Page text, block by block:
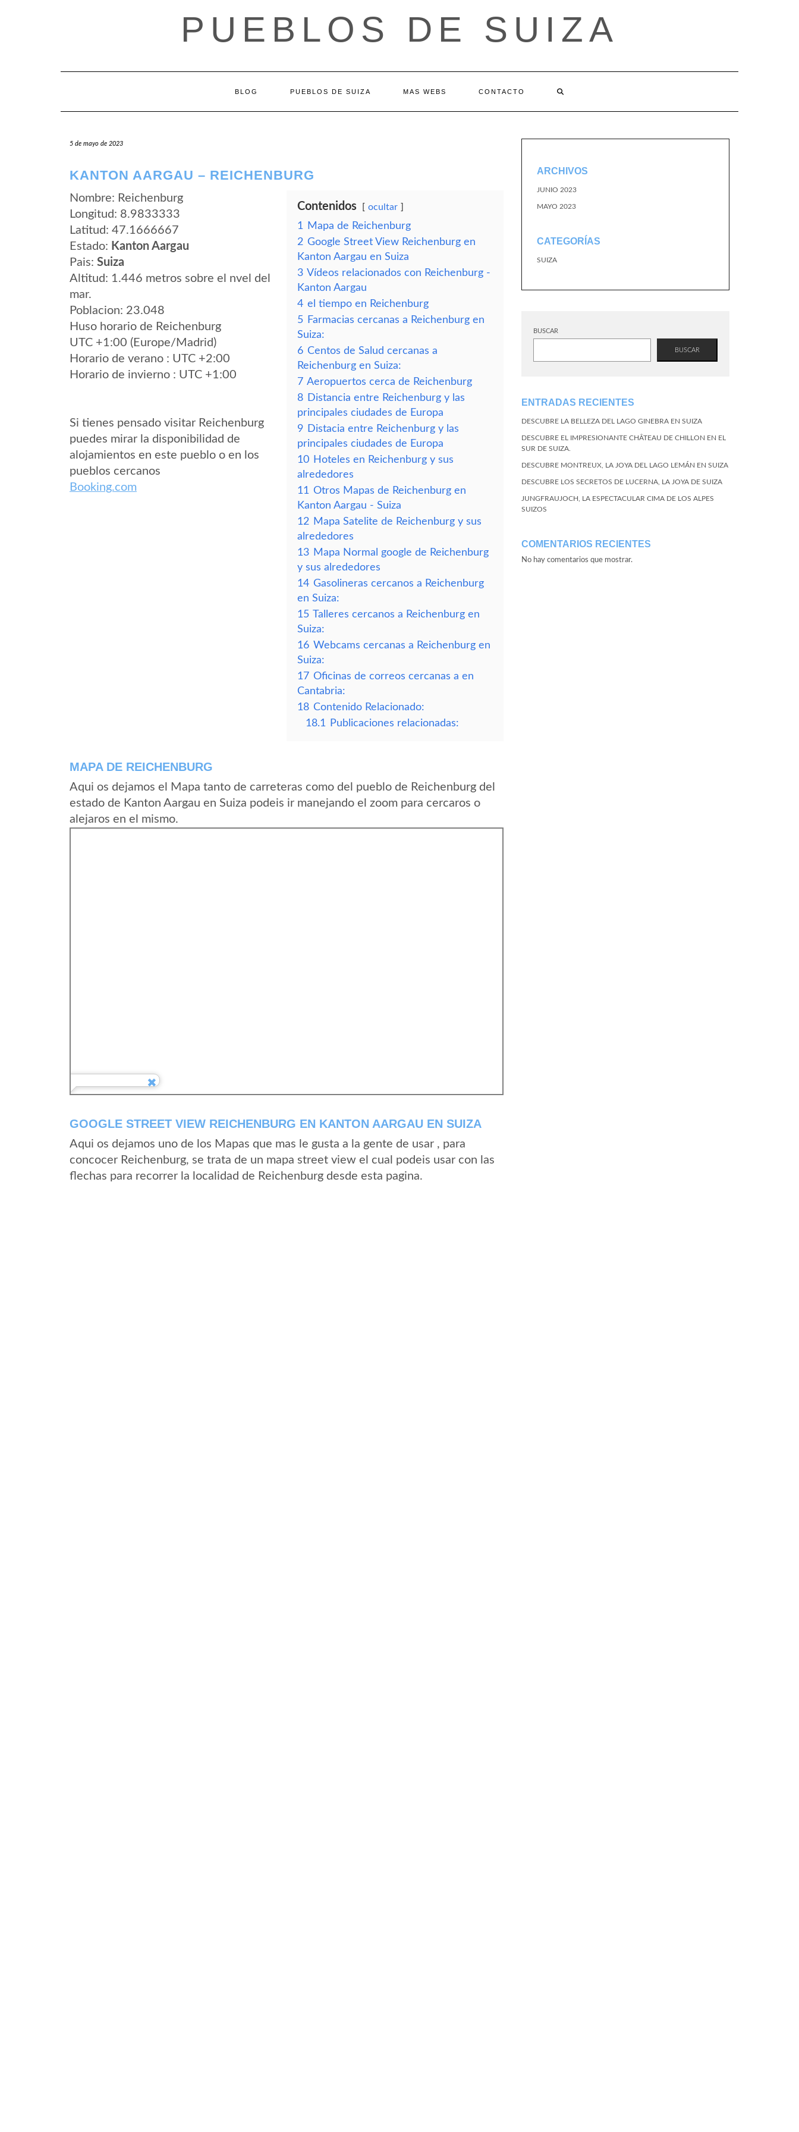
PUEBLOS DE SUIZA
BLOG PUEBLOS DE SUIZA MAS WEBS CONTACTO
5 de mayo de 2023
KANTON AARGAU – REICHENBURG
Nombre: Reichenburg
Longitud: 8.9833333
Latitud: 47.1666667
Estado: Kanton Aargau
Pais: Suiza
Altitud: 1.446 metros sobre el nvel del
mar.
Poblacion: 23.048
Huso horario de Reichenburg
UTC +1:00 (Europe/Madrid)
Horario de verano : UTC +2:00
Horario de invierno : UTC +1:00
Si tienes pensado visitar Reichenburg
puedes mirar la disponibilidad de
alojamientos en este pueblo o en los
pueblos cercanos
Booking.com
Contenidos ocultar
1
Mapa de Reichenburg
2 Google Street View Reichenburg en
Kanton Aargau en Suiza
3 Vídeos relacionados con Reichenburg -
Kanton Aargau
4 el tiempo en Reichenburg
5 Farmacias cercanas a Reichenburg en
Suiza:
6 Centos de Salud cercanas a
Reichenburg en Suiza:
7 Aeropuertos cerca de Reichenburg
8 Distancia entre Reichenburg y las
principales ciudades de Europa
9 Distacia entre Reichenburg y las
principales ciudades de Europa
10 Hoteles en Reichenburg y sus
alrededores
11 Otros Mapas de Reichenburg en
Kanton Aargau - Suiza
12 Mapa Satelite de Reichenburg y sus
alrededores
13 Mapa Normal google de Reichenburg
y sus alrededores
14 Gasolineras cercanos a Reichenburg
en Suiza:
15 Talleres cercanos a Reichenburg en
Suiza:
16 Webcams cercanas a Reichenburg en
Suiza:
17 Oficinas de correos cercanas a en
Cantabria:
18 Contenido Relacionado:
18.1
Publicaciones relacionadas:
MAPA DE REICHENBURG
Aqui os dejamos el Mapa tanto de carreteras como del pueblo de Reichenburg del
estado de Kanton Aargau en Suiza podeis ir manejando el zoom para cercaros o
alejaros en el mismo.
GOOGLE STREET VIEW REICHENBURG EN KANTON AARGAU EN SUIZA
Aqui os dejamos uno de los Mapas que mas le gusta a la gente de usar , para
concocer Reichenburg, se trata de un mapa street view el cual podeis usar con las
flechas para recorrer la localidad de Reichenburg desde esta pagina.
ARCHIVOS
JUNIO 2023
MAYO 2023
CATEGORÍAS
SUIZA
BUSCAR
BUSCAR
ENTRADAS RECIENTES
DESCUBRE LA BELLEZA DEL LAGO GINEBRA EN SUIZA
DESCUBRE EL IMPRESIONANTE CHÂTEAU DE CHILLON EN EL
SUR DE SUIZA.
DESCUBRE MONTREUX, LA JOYA DEL LAGO LEMÁN EN SUIZA
DESCUBRE LOS SECRETOS DE LUCERNA, LA JOYA DE SUIZA
JUNGFRAUJOCH, LA ESPECTACULAR CIMA DE LOS ALPES
SUIZOS
COMENTARIOS RECIENTES
No hay comentarios que mostrar.